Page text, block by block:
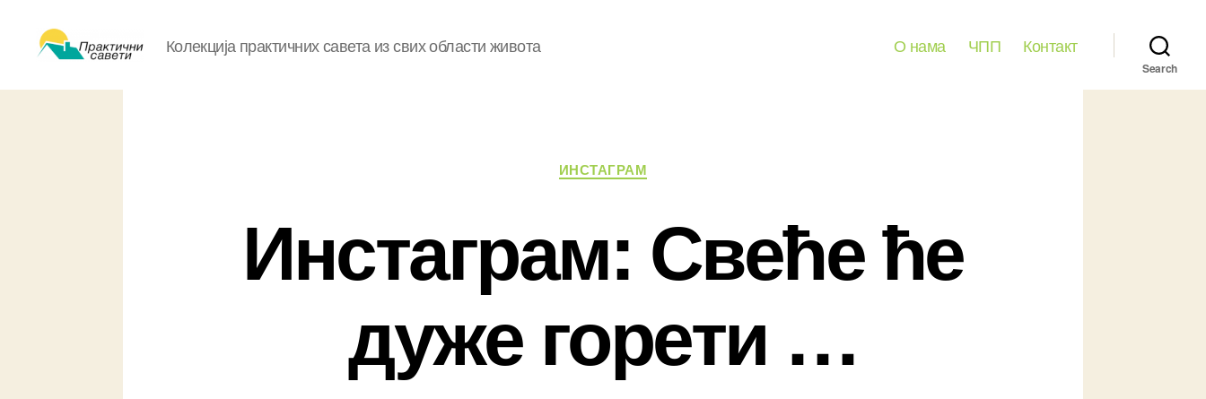
савети
Колекција практичних савета из свих области живота О нама ЧПП Контакт
Search
Категорије
ИНСТАГРАМ
Инстаграм: Свеће ће
дуже горети …